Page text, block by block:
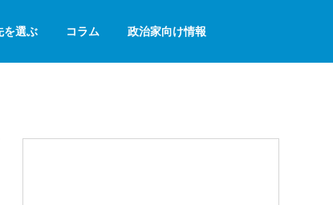
を選ぶ コラム 政治家向け情報